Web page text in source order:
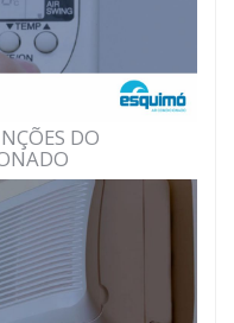
DO